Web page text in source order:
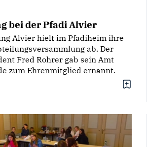
bei der Pfadi Alvier
Alvier hielt im Pfadiheim ihre
ab. Der
Fred Rohrer gab sein Amt
zum Ehrenmitglied ernannt.